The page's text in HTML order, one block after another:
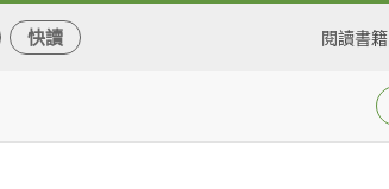
快讀 閱讀書籍